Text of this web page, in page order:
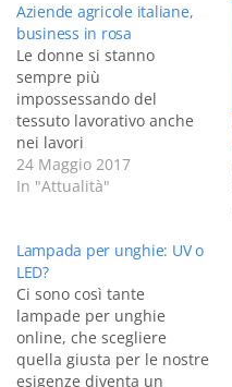
Aziende agricole italiane,
business in rosa
Le donne si stanno
sempre più
impossessando del
tessuto lavorativo anche
nei lavori
tradizionalmente feudo
degli uomini, come le
freschezza e acquistando
sempre maggiore rilievo
nel quadro complessivo
del mondo del lavoro. Un
dato significativo arriva
dal milanese: le aziende
gestite da donne
24 Maggio 2017
In "Attualità"
Lampada per unghie: UV o
LED?
Ci sono così tante
lampade per unghie
online, che scegliere
quella giusta per le nostre
esigenze diventa un